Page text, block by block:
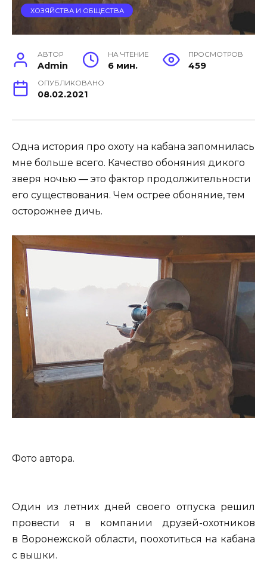
ХОЗЯЙСТВА И ОБЩЕСТВА
АВТОР
Admin
НА ЧТЕНИЕ
6 мин.
ПРОСМОТРОВ
459
ОПУБЛИКОВАНО
08.02.2021
Одна история про охоту на кабана запомнилась
мне больше всего. Качество обоняния дикого
зверя ночью — это фактор продолжительности
его существования. Чем острее обоняние, тем
осторожнее дичь.
Фото автора.
Один из летних дней своего отпуска решил
провести я в компании друзей-охотников
в Воронежской области, поохотиться на кабана
с вышки.